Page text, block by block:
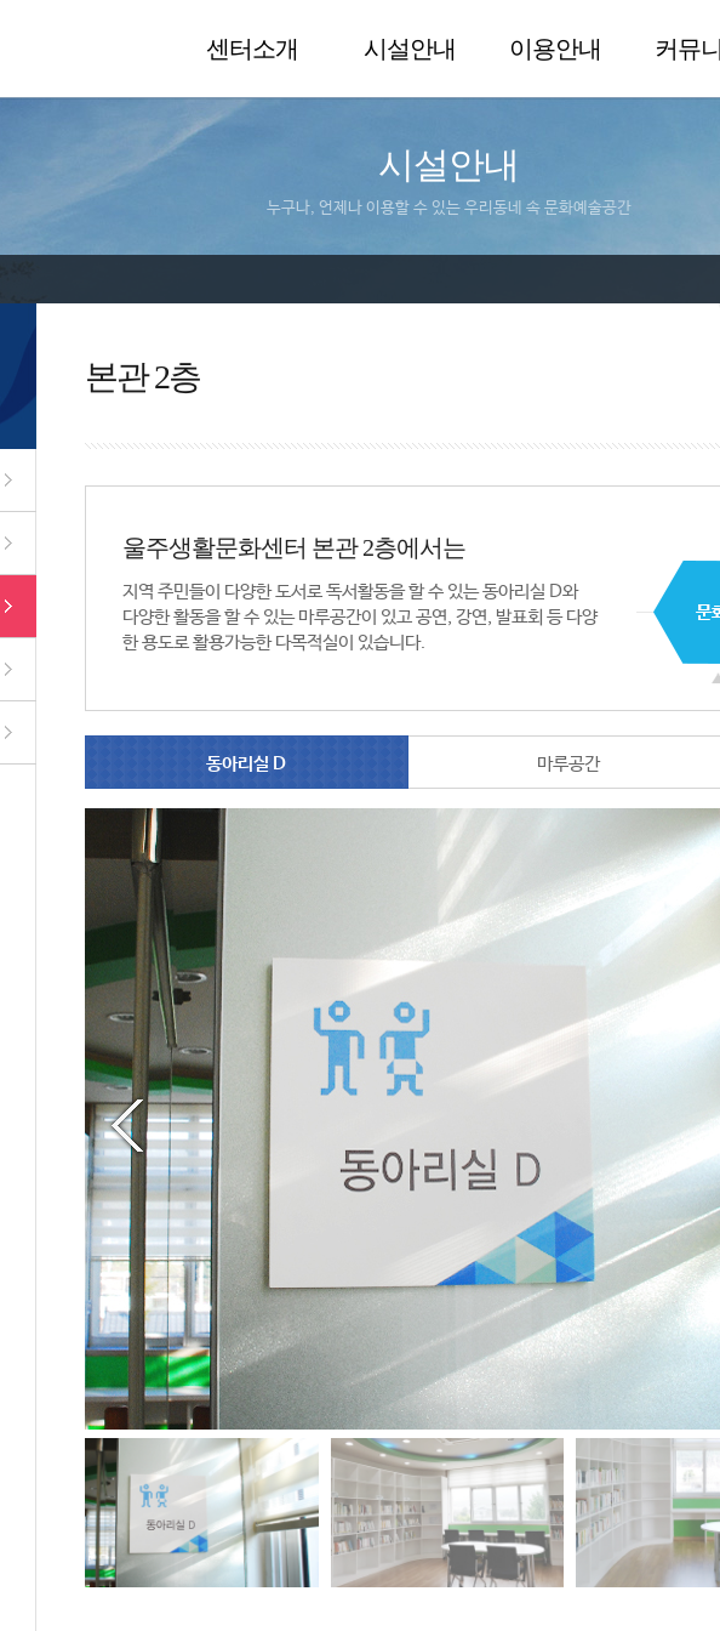
센터소개 시설안내 이용안내 커뮤
시설안내
누구나, 언제나 이용할 수 있는 우리동네 속 문화예술공간
본관 2층
울주생활문화센터 본관 2층에서는
지역 주민들이 다양한 도서로 독서활동을 할 수 있는 동아리실 D와
다양한 활동을 할 수 있는 마루공간이 있고 공연, 강연, 발표회 등 다양
한 용도로 활용가능한 다목적실이 있습니다.
동아리실 D 마루공간